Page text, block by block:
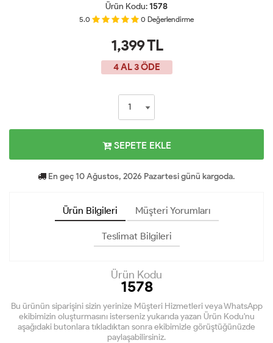
Ürün Kodu:1578
5.0 0 Değerlendirme
1,399TL
4 AL 3 ÖDE
SEPETE EKLE
En geç 10 Ağustos, 2026 Pazartesi günü kargoda.
Ürün Bilgileri Müşteri Yorumları
Teslimat Bilgileri
Ürün Kodu
1578
Bu ürünün siparişini sizin yerinize Müşteri Hizmetleri veya WhatsApp
ekibimizin oluşturmasını isterseniz yukarıda yazan Ürün Kodu'nu
aşağıdaki butonlara tıkladıktan sonra ekibimizle görüştüğünüzde
paylaşabilirsiniz.